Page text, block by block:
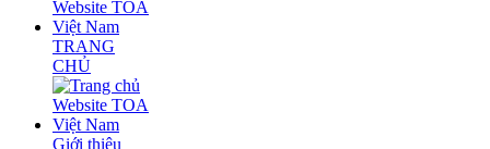
TRANG
CHỦ
Giới thiệu